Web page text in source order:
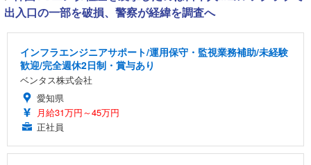
出入口の一部を破損、警察が経緯を調査へ
インフラエンジニアサポート/運用保守・監視業務補助/未経験
歓迎/完全週休2日制・賞与あり
ベンタス株式会社
愛知県
月給31万円～45万円
正社員